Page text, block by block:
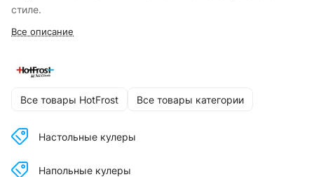
стиле.
Все описание
Все товары HotFrost Все товары категории
Настольные кулеры
Напольные кулеры